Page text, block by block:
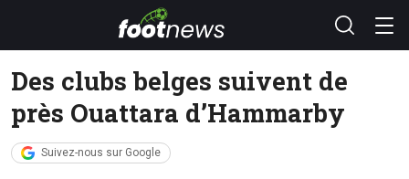
Des clubs belges suivent de
près Ouattara d’Hammarby
Suivez-nous sur Google